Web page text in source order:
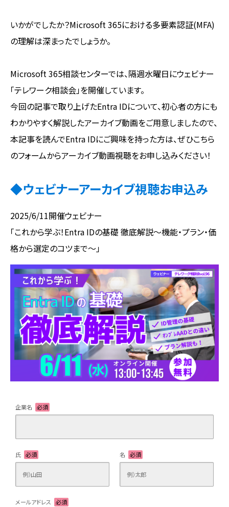
いかがでしたか？Microsoft 365における多要素認証(MFA)
の理解は深まったでしょうか。
Microsoft 365相談センターでは、隔週水曜日にウェビナー
「テレワーク相談会」を開催しています。
今回の記事で取り上げたEntra IDについて、初心者の方にも
わかりやすく解説したアーカイブ動画をご用意しましたので、
本記事を読んでEntra IDにご興味を持った方は、ぜひこちら
のフォームからアーカイブ動画視聴をお申し込みください！
◆ウェビナーアーカイブ視聴お申込み
2025/6/11開催ウェビナー
「これから学ぶ！Entra IDの基礎 徹底解説～機能・プラン・価
格から選定のコツまで～」
企業名 必須
氏 必須 名 必須
メールアドレス 必須